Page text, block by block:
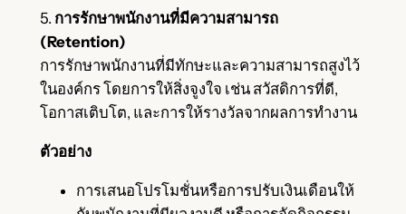
5. การรักษาพนักงานที่มีความสามารถ
(Retention)
การรักษาพนักงานที่มีทักษะและความสามารถสูงไว้
ในองค์กร โดยการให้สิ่งจูงใจ เช่น สวัสดิการที่ดี,
โอกาสเติบโต, และการให้รางวัลจากผลการทำงาน
ตัวอย่าง
การเสนอโปรโมชั่นหรือการปรับเงินเดือนให้